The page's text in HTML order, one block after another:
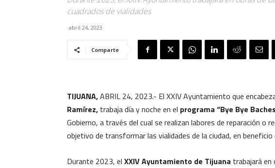
cuadrados de vialidades
abril 24, 2023
Comparte
TIJUANA,ABRIL 24, 2023.- El XXIV Ayuntamiento que
Ramírez, trabaja día y noche en el programa “Bye Bye
Gobierno, a través del cual se realizan labores de reparación o
objetivo de transformar las vialidades de la ciudad, en
Durante 2023, el XXIV Ayuntamiento de Tijuana trabajará